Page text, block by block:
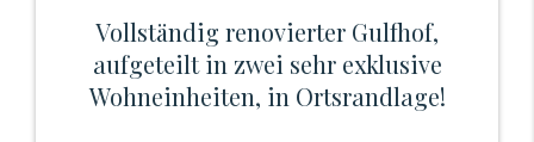
Vollständig renovierter Gulfhof,
aufgeteilt in zwei sehr exklusive
Wohneinheiten, in Ortsrandlage!